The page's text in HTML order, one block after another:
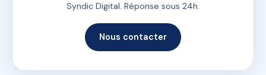
Syndic Digital. Réponse sous 24h.
Nous contacter